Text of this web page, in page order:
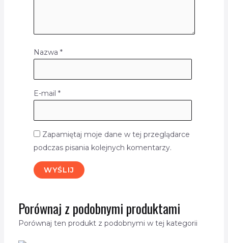
Nazwa *
E-mail *
Zapamiętaj moje dane w tej przeglądarce
podczas pisania kolejnych komentarzy.
Porównaj z podobnymi produktami
Porównaj ten produkt z podobnymi w tej kategorii